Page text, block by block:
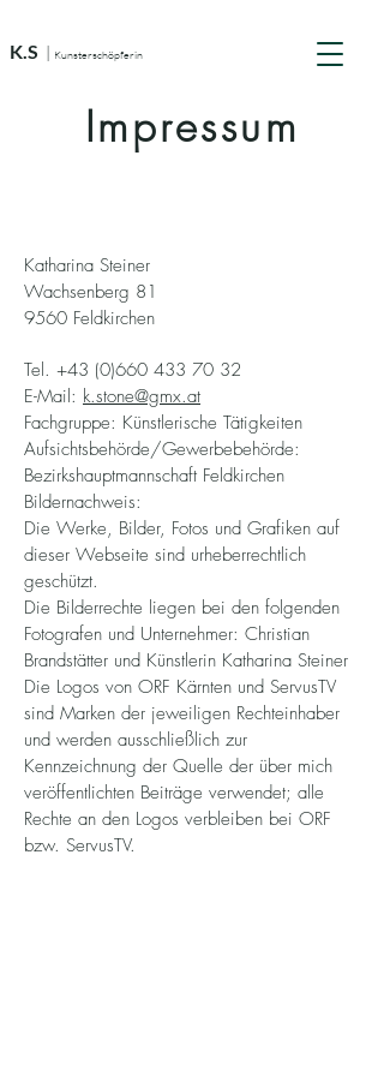
K.S | Kunsterschöpferin
Impressum
Katharina Steiner
Wachsenberg 81
9560 Feldkirchen
Tel. +43 (0)660 433 70 32
E-Mail: k.stone@gmx.at
Fachgruppe: Künstlerische Tätigkeiten
Aufsichtsbehörde/Gewerbebehörde:
Bezirkshauptmannschaft Feldkirchen
Bildernachweis:
Die Werke, Bilder, Fotos und Grafiken auf
dieser Webseite sind urheberrechtlich
geschützt.
Die Bilderrechte liegen bei den folgenden
Fotografen und Unternehmer: Christian
Brandstätter und Künstlerin Katharina Steiner
Die Logos von ORF Kärnten und ServusTV
sind Marken der jeweiligen Rechteinhaber
und werden ausschließlich zur
Kennzeichnung der Quelle der über mich
veröffentlichten Beiträge verwendet; alle
Rechte an den Logos verbleiben bei ORF
bzw. ServusTV.